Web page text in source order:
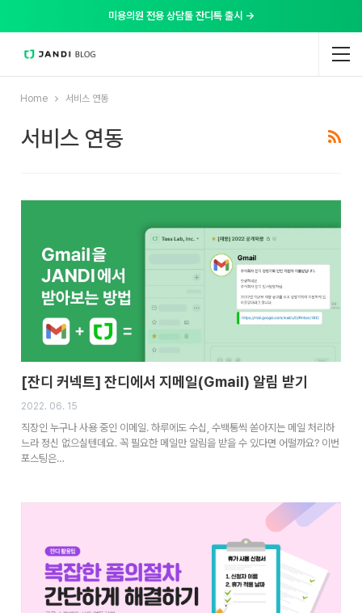
미용의원 전용 상담툴 잔디톡 출시 →
Home 서비스 연동
서비스 연동
[잔디 커넥트] 잔디에서 지메일(Gmail) 알림 받기
2022. 06. 15
직장인 누구나 사용 중인 이메일. 하루에도 수십, 수백통씩 쏟아지는 메일 처리하
느라 정신 없으실텐데요. 꼭 필요한 메일만 알림을 받을 수 있다면 어떨까요? 이번
포스팅은…